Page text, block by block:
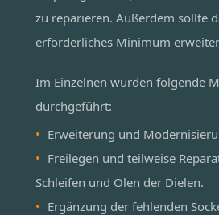
zu reparieren. Außerdem sollte
erforderliches Minimum
Im Einzelnen wurden folgende
durchgeführt:
Erweiterung und
Freilegen und teilweise
Schleifen und Ölen der Dielen.
Ergänzung der fehlenden